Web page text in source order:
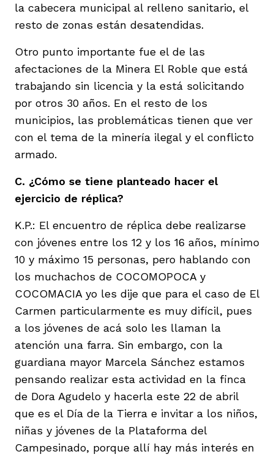
la cabecera municipal al relleno sanitario, el
resto de zonas están desatendidas.
Otro punto importante fue el de las
afectaciones de la Minera El Roble que está
trabajando sin licencia y la está solicitando
por otros 30 años. En el resto de los
municipios, las problemáticas tienen que ver
con el tema de la minería ilegal y el conflicto
armado.
C. ¿Cómo se tiene planteado hacer el
ejercicio de réplica?
K.P.: El encuentro de réplica debe realizarse
con jóvenes entre los 12 y los 16 años, mínimo
10 y máximo 15 personas, pero hablando con
los muchachos de COCOMOPOCA y
COCOMACIA yo les dije que para el caso de El
Carmen particularmente es muy difícil, pues
a los jóvenes de acá solo les llaman la
atención una farra. Sin embargo, con la
guardiana mayor Marcela Sánchez estamos
pensando realizar esta actividad en la finca
de Dora Agudelo y hacerla este 22 de abril
que es el Día de la Tierra e invitar a los niños,
niñas y jóvenes de la Plataforma del
Campesinado, porque allí hay más interés en